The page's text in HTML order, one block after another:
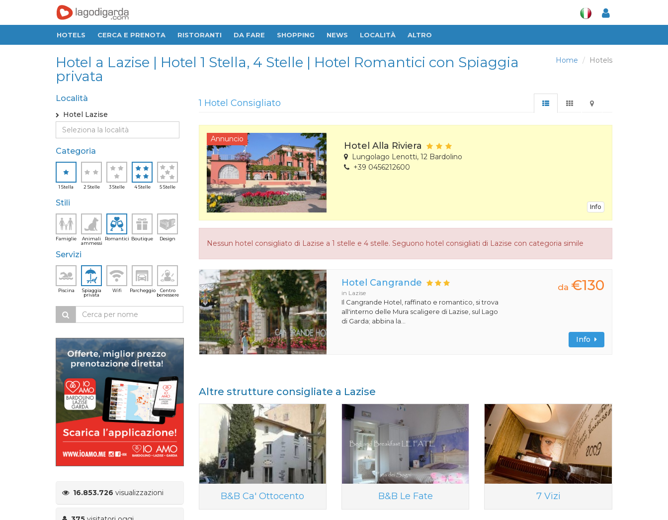
HOTELS CERCA E PRENOTA RISTORANTI DA FARE SHOPPING NEWS LOCALITÀ ALTRO
Home Hotels
Hotel a Lazise | Hotel 1 Stella, 4 Stelle | Hotel Romantici con Spiaggia
privata
Località
Hotel Lazise
Categoria
1 Stella 2 Stelle 3 Stelle 4 Stelle 5 Stelle
Stili
Famiglie
Animali
ammessi
Romantici Boutique Design
Servizi
Piscina
Spiaggia
privata
Wifi Parcheggio
Centro
benessere
16.853.726 visualizzazioni
1 Hotel Consigliato
Annuncio
Hotel Alla Riviera
Lungolago Lenotti, 12 Bardolino
+39 0456212600
Info
Nessun hotel consigliato di Lazise a 1 stelle e 4 stelle. Seguono hotel consigliati di Lazise con categoria simile
Hotel Cangrande
in Lazise
Il Cangrande Hotel, raffinato e romantico, si trova
all'interno delle Mura scaligere di Lazise, sul Lago
di Garda; abbina la...
da €130
Info
Altre strutture consigliate a Lazise
B&B Ca' Ottocento B&B Le Fate 7 Vizi